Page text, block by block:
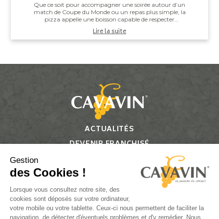
Que ce soit pour accompagner une soirée autour d’un
match de Coupe du Monde ou un repas plus simple, la
pizza appelle une boisson capable de respecter
l’équilibre entre la pâte, la sauce tomate, ...
Lire la suite
ACTUALITÉS
DEVENIR FRANCHISÉ
Suivez-nous
Gestion
des Cookies !
Lorsque vous consultez notre site, des
cookies sont déposés sur votre ordinateur,
votre mobile ou votre tablette. Ceux-ci nous permettent de faciliter la
navigation, de détecter d'éventuels problèmes et d'y remédier. Nous